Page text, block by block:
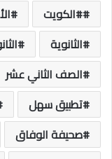
#الكويت
الثانوية
الصف الثاني عشر
تطبيق سهل
صحيفة الوفاق